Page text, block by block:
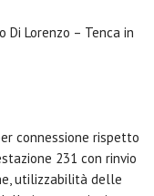
Lorenzo – Tenca in
connessione rispetto
231 con rinvio
utilizzabilità delle